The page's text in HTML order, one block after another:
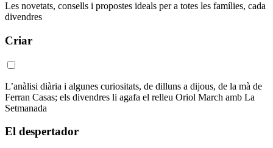
Les novetats, consells i propostes ideals per a totes les famílies, cada
divendres
Criar
L’anàlisi diària i algunes curiositats, de dilluns a dijous, de la mà de
Ferran Casas; els divendres li agafa el relleu Oriol March amb La
Setmanada
El despertador